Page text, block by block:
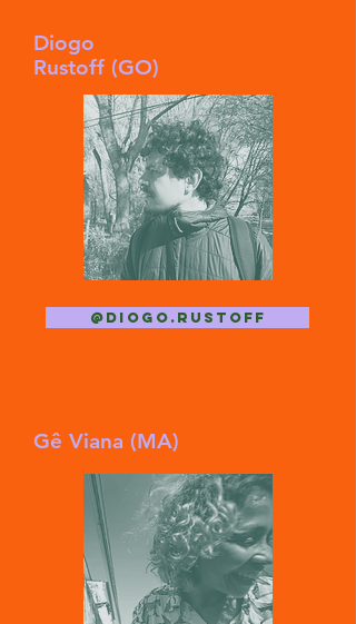
Diogo
Rustoff (GO)
@diogo.rustoff
Gê Viana (MA)